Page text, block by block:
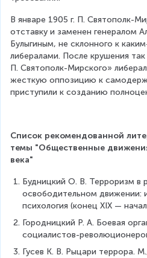
В январе 1905 г. П. Святополк-
отставку и заменен генералом
Булыгиным, не склонного к
либералами. После крушения
П. Святополк-Мирского»
жесткую оппозицию к
приступили к созданию
Список рекомендованной
темы "Общественные
века"
Будницкий О. В. Терроризм в
освободительном движении:
психология (конец XIX —
Городницкий Р. А. Боевая
социалистов-
Гусев К. В. Рыцари террора.